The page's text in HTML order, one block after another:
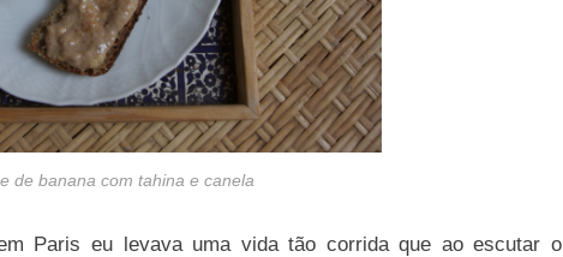
de banana com tahina e canela
Paris eu levava uma vida tão corrida que ao escutar o